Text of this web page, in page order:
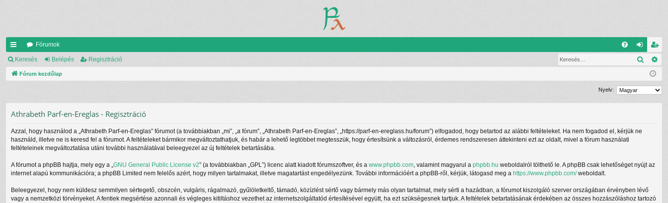
yo
rs
ke
k
Fórumok
K
el
és
eg
is
ztr
ác
Keresés Belépés Regisztráció
Fórum kezdőlap
Nyelv:
Athrabeth Parf-en-Ereglas - Regisztráció
Azzal, hogy használod a „Athrabeth Parf-en-Ereglas” fórumot (a továbbiakban „mi”, „a fórum”, „Athrabeth Parf-en-Ereglas”, „https://parf-en-ereglass.hu/forum”) elfogadod, hogy betartod az alábbi feltételeket. Ha nem fogadod el, kérjük ne
használd, illetve ne is keresd fel a fórumot. A feltételeket bármikor megváltoztathatjuk, és habár a lehető legtöbbet megtesszük, hogy értesítsünk a változásról, érdemes rendszeresen áttekinteni ezt az oldalt, mivel a fórum használati
feltételeinek megváltoztatása utáni további használatával beleegyezel az új feltételek betartásába.
A fórumot a phpBB hajtja, mely egy a „GNU General Public License v2” (a továbbiakban „GPL”) licenc alatt kiadott fórumszoftver, és a www.phpbb.com, valamint magyarul a phpbb.hu weboldalról tölthető le. A phpBB csak lehetőséget nyújt az
internet alapú kommunikációra; a phpBB Limited nem felelős azért, hogy milyen tartalmakat, illetve magatartást engedélyezünk. További információért a phpBB-ről, kérjük, látogasd meg a https://www.phpbb.com/weboldalt.
Beleegyezel, hogy nem küldesz semmilyen sértegető, obszcén, vulgáris, rágalmazó, gyűlöletkeltő, támadó, közízlést sértő vagy bármely más olyan tartalmat, mely sérti a hazádban, a fórumot kiszolgáló szerver országában érvényben lévő
vagy a nemzetközi törvényeket. A fentiek megsértése azonnali és végleges kitiltáshoz vezethet az internetszolgáltatód értesítésével együtt, ha ezt szükségesnek tartjuk. A feltételek betartatásának érdekében az összes hozzászóláshoz tartozó